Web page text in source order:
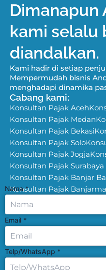
Dimanapun
kami selalu
diandalkan.
Kami hadir di setiap
Mempermudah bisnis
menghadapi dinamika
Cabang kami:
Konsultan Pajak Aceh
Konsultan Pajak Medan
Konsultan Pajak Bekasi
Konsultan Pajak Solo
Konsultan Pajak Jogja
Konsultan Pajak Surabaya
Konsultan Pajak Banjar
Konsultan Pajak
Nama*
Email *
Telp/WhatsApp *